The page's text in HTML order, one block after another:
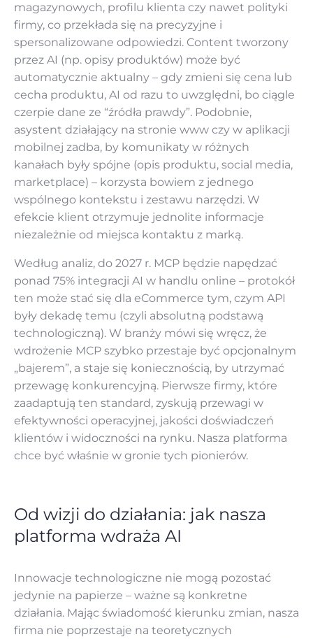
magazynowych, profilu klienta czy nawet polityki
firmy, co przekłada się na precyzyjne i
spersonalizowane odpowiedzi. Content tworzony
przez AI (np. opisy produktów) może być
automatycznie aktualny – gdy zmieni się cena lub
cecha produktu, AI od razu to uwzględni, bo ciągle
czerpie dane ze “źródła prawdy”. Podobnie,
asystent działający na stronie www czy w aplikacji
mobilnej zadba, by komunikaty w różnych
kanałach były spójne (opis produktu, social media,
marketplace) – korzysta bowiem z jednego
wspólnego kontekstu i zestawu narzędzi. W
efekcie klient otrzymuje jednolite informacje
niezależnie od miejsca kontaktu z marką.
Według analiz, do 2027 r. MCP będzie napędzać
ponad 75% integracji AI w handlu online – protokół
ten może stać się dla eCommerce tym, czym API
były dekadę temu (czyli absolutną podstawą
technologiczną). W branży mówi się wręcz, że
wdrożenie MCP szybko przestaje być opcjonalnym
„bajerem”, a staje się koniecznością, by utrzymać
przewagę konkurencyjną. Pierwsze firmy, które
zaadaptują ten standard, zyskują przewagi w
efektywności operacyjnej, jakości doświadczeń
klientów i widoczności na rynku. Nasza platforma
chce być właśnie w gronie tych pionierów.
Od wizji do działania: jak nasza
platforma wdraża AI
Innowacje technologiczne nie mogą pozostać
jedynie na papierze – ważne są konkretne
działania. Mając świadomość kierunku zmian, nasza
firma nie poprzestaje na teoretycznych